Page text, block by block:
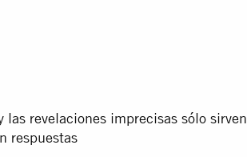
revelaciones imprecisas sólo sirven
respuestas